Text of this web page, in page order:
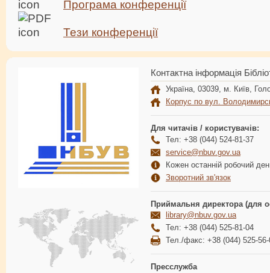
Програма конференції
Тези конференції
Контактна інформація
Україна, 03039, м. Київ,
Корпус по вул.
Для читачів / користувачів:
Тел: +38 (044) 524-81-37
service@nbuv.gov.ua
Кожен останній робочий
Зворотний зв'язок
Приймальня директора (для
library@nbuv.gov.ua
Тел: +38 (044) 525-81-04
Тел./факс: +38 (044) 525-56-
Пресслужба